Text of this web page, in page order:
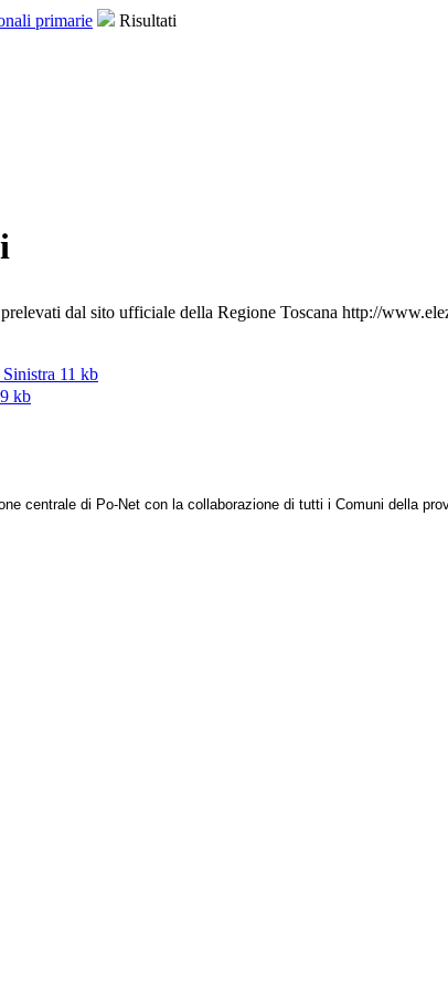
primarie Risultati
dal sito ufficiale della Regione Toscana http://
11 kb
kb
centrale di Po-Net con la collaborazione di tutti i Comuni della